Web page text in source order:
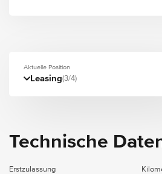
Aktuelle Position
Leasing(3/4)
Technische
Erstzulassung